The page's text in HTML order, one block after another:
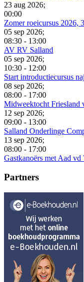
23 aug 2026;
00:00
Zomer roeicursus 2026,
05 sep 2026;
08:30 - 13:00
AV RV Salland
05 sep 2026;
10:30 - 12:00
Start introductiecursus
08 sep 2026;
08:00 - 17:00
Midweektocht Friesland
12 sep 2026;
09:00 - 13:00
Salland Onderlinge
13 sep 2026;
08:00 - 17:00
Gastkanoërs met Aad vd
Partners